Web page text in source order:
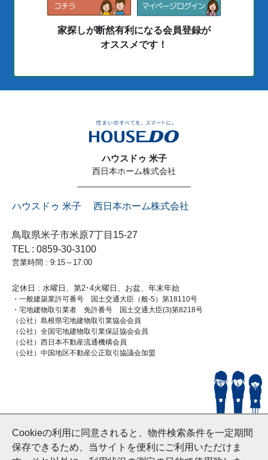
Cookieの利用に同意されると、物件検索条件を一定期間
保存できるため、当サイトを便利にご利用いただけま
家探しが断然有利になる会員登録が
オススメです！
ハウスドゥ 米子
西日本ホーム株式会社
ハウスドゥ 米子 西日本ホーム株式会社
鳥取県米子市米原7丁目15-27
TEL : 0859-30-3100
営業時間 : 9:15～17:00
定休日 : 水曜日、第2･4火曜日、お盆、年末年始
・一般建築業許可番号 国土交通大臣（般-5）第18110号
・宅地建物取引業者 免許番号 国土交通大臣(3)第8218号
（公社）島根県宅地建物取引業協会会員
（公社）全国宅地建物取引業保証協会会員
（公社）西日本不動産流通機構会員
（公社）中国地区不動産公正取引協議会加盟
© HouseDoYonago
and Nishinihon Home Co.ltd All Rights Reserved.